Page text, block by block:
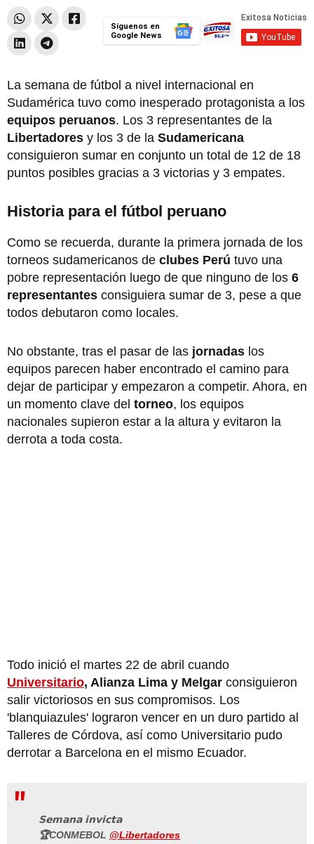
Síguenos en
Google News
La semana de fútbol a nivel internacional en
Sudamérica tuvo como inesperado protagonista a los
equipos peruanos. Los 3 representantes de la
Libertadores y los 3 de la Sudamericana
consiguieron sumar en conjunto un total de 12 de 18
puntos posibles gracias a 3 victorias y 3 empates.
Historia para el fútbol peruano
Como se recuerda, durante la primera jornada de los
torneos sudamericanos de clubes Perú tuvo una
pobre representación luego de que ninguno de los 6
representantes consiguiera sumar de 3, pese a que
todos debutaron como locales.
No obstante, tras el pasar de las jornadas los
equipos parecen haber encontrado el camino para
dejar de participar y empezaron a competir. Ahora, en
un momento clave del torneo, los equipos
nacionales supieron estar a la altura y evitaron la
derrota a toda costa.
Todo inició el martes 22 de abril cuando
Universitario, Alianza Lima y Melgar consiguieron
salir victoriosos en sus compromisos. Los
'blanquiazules' lograron vencer en un duro partido al
Talleres de Córdova, así como Universitario pudo
derrotar a Barcelona en el mismo Ecuador.
𝗦𝗲𝗺𝗮𝗻𝗮 𝗶𝗻𝘃𝗶𝗰𝘁𝗮
🏆CONMEBOL @Libertadores